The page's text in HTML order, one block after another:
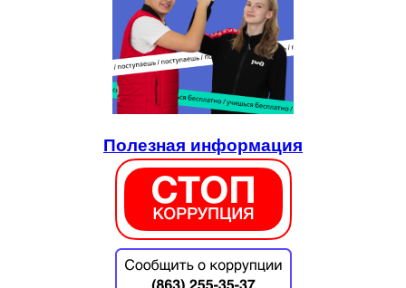
Полезная информация